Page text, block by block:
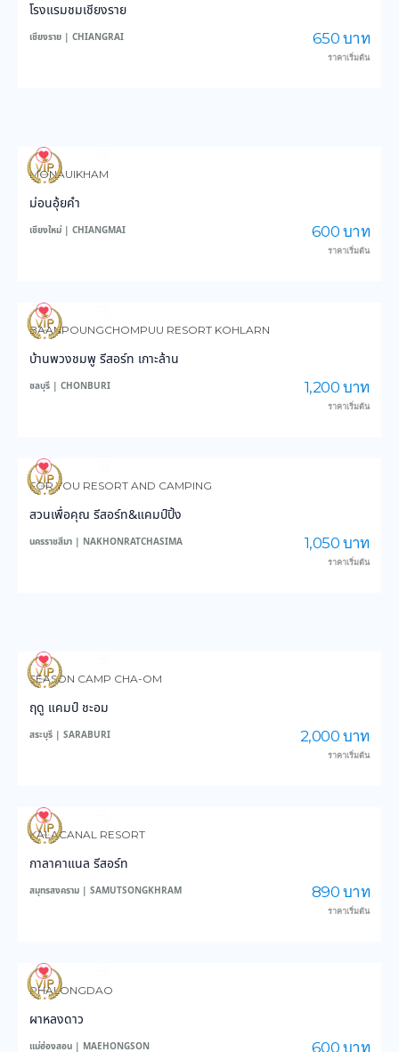
โรงแรมชมเชียงราย
เชียงราย | CHIANGRAI 650 บาท
ราคาเริ่มต้น
3,984
MONAUIKHAM
ม่อนอุ้ยคำ
เชียงใหม่ | CHIANGMAI 600 บาท
ราคาเริ่มต้น
4,186
BAANPOUNGCHOMPUU RESORT KOHLARN
บ้านพวงชมพู รีสอร์ท เกาะล้าน
ชลบุรี | CHONBURI 1,200 บาท
ราคาเริ่มต้น
4,297
FOR YOU RESORT AND CAMPING
สวนเพื่อคุณ รีสอร์ท&แคมป์ปิ้ง
นครราชสีมา | NAKHONRATCHASIMA 1,050 บาท
ราคาเริ่มต้น
3,564
SEASON CAMP CHA-OM
ฤดู แคมป์ ชะอม
สระบุรี | SARABURI 2,000 บาท
ราคาเริ่มต้น
3,423
KALACANAL RESORT
กาลาคาแนล รีสอร์ท
สมุทรสงคราม | SAMUTSONGKHRAM 890 บาท
ราคาเริ่มต้น
6,309
PHALONGDAO
ผาหลงดาว
แม่ฮ่องสอน | MAEHONGSON 600 บาท